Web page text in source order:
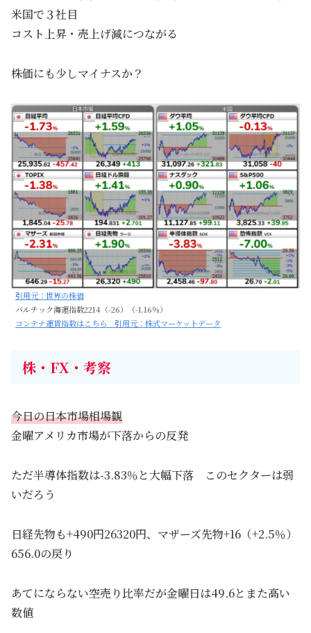
米国で３社目
コスト上昇・売上げ減につながる
株価にも少しマイナスか？
引用元：世界の株価
バルチック海運指数2214（-26）（-1.16％）
コンテナ運賃指数はこちら 引用元：株式マーケットデータ
株・FX・考察
今日の日本市場相場観
金曜アメリカ市場が下落からの反発
ただ半導体指数は-3.83％と大幅下落 このセクターは弱
いだろう
日経先物も+490円26320円、マザーズ先物+16（+2.5％）
656.0の戻り
あてにならない空売り比率だが金曜日は49.6とまた高い
数値